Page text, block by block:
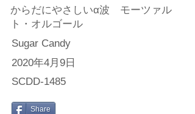
からだにやさしいα波 モーツァル
ト・オルゴール
Sugar Candy
2020年4月9日
SCDD-1485
Share